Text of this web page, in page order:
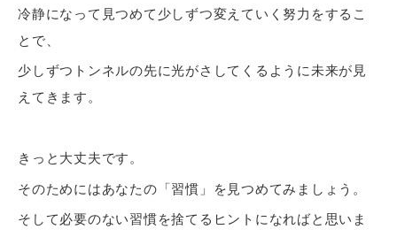
冷静になって見つめて少しずつ変えていく努力をするこ
とで、
少しずつトンネルの先に光がさしてくるように未来が見
えてきます。
きっと大丈夫です。
そのためにはあなたの「習慣」を見つめてみましょう。
そして必要のない習慣を捨てるヒントになればと思いま